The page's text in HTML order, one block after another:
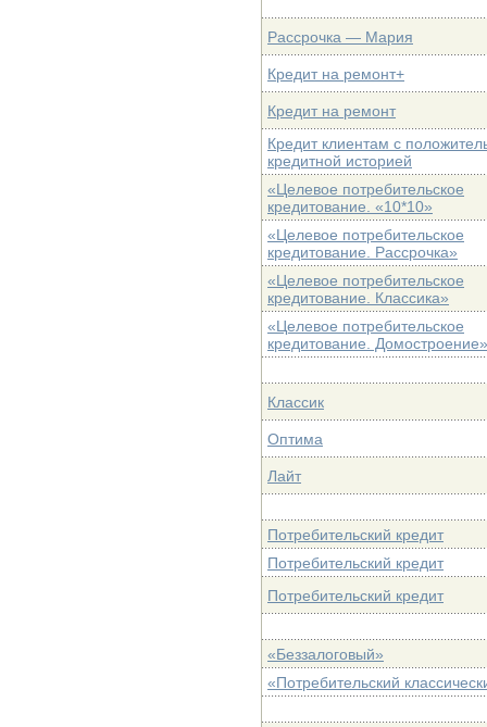
Рассрочка — Мария
Кредит на ремонт+
Кредит на ремонт
Кредит клиентам с
кредитной историей
«Целевое потребительское
кредитование. «10*10»
«Целевое потребительское
кредитование. Рассрочка»
«Целевое потребительское
кредитование. Классика»
«Целевое потребительское
кредитование. Домостроение»
Классик
Оптима
Лайт
Потребительский кредит
Потребительский кредит
Потребительский кредит
«Беззалоговый»
«Потребительский